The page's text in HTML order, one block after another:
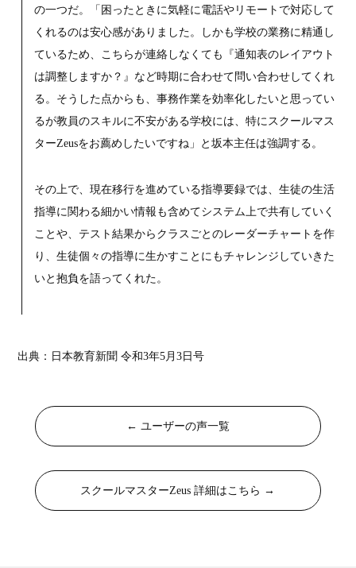
の一つだ。「困ったときに気軽に電話やリモートで対応して
くれるのは安心感がありました。しかも学校の業務に精通し
ているため、こちらが連絡しなくても『通知表のレイアウト
は調整しますか？』など時期に合わせて問い合わせしてくれ
る。そうした点からも、事務作業を効率化したいと思ってい
るが教員のスキルに不安がある学校には、特にスクールマス
ターZeusをお薦めしたいですね」と坂本主任は強調する。
その上で、現在移行を進めている指導要録では、生徒の生活
指導に関わる細かい情報も含めてシステム上で共有していく
ことや、テスト結果からクラスごとのレーダーチャートを作
り、生徒個々の指導に生かすことにもチャレンジしていきた
いと抱負を語ってくれた。
出典：日本教育新聞 令和3年5月3日号
← ユーザーの声一覧
スクールマスターZeus 詳細はこちら →